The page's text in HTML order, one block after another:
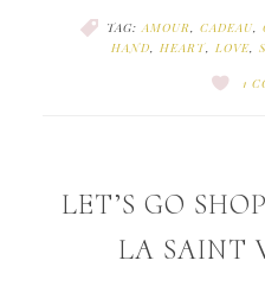
TAG: AMOUR CADEAU
HAND
HEART, LOVE,
1
LET’S GO
LA SAINT